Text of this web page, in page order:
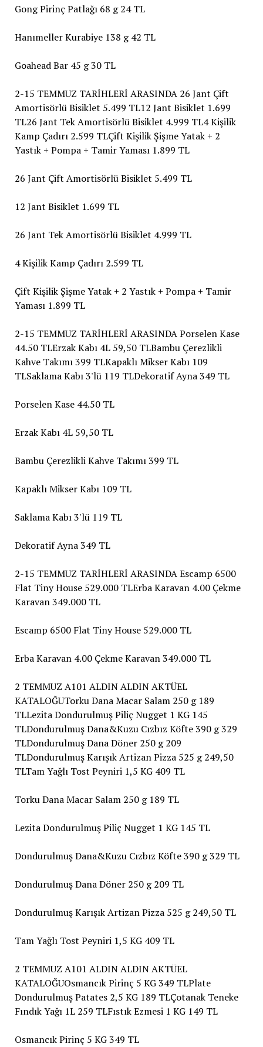
Gong Pirinç Patlağı 68 g 24 TL
Hanımeller Kurabiye 138 g 42 TL
Goahead Bar 45 g 30 TL
2-15 TEMMUZ TARİHLERİ ARASINDA 26 Jant Çift
Amortisörlü Bisiklet 5.499 TL12 Jant Bisiklet 1.699
TL26 Jant Tek Amortisörlü Bisiklet 4.999 TL4 Kişilik
Kamp Çadırı 2.599 TLÇift Kişilik Şişme Yatak + 2
Yastık + Pompa + Tamir Yaması 1.899 TL
26 Jant Çift Amortisörlü Bisiklet 5.499 TL
12 Jant Bisiklet 1.699 TL
26 Jant Tek Amortisörlü Bisiklet 4.999 TL
4 Kişilik Kamp Çadırı 2.599 TL
Çift Kişilik Şişme Yatak + 2 Yastık + Pompa + Tamir
Yaması 1.899 TL
2-15 TEMMUZ TARİHLERİ ARASINDA Porselen Kase
44.50 TLErzak Kabı 4L 59,50 TLBambu Çerezlikli
Kahve Takımı 399 TLKapaklı Mikser Kabı 109
TLSaklama Kabı 3'lü 119 TLDekoratif Ayna 349 TL
Porselen Kase 44.50 TL
Erzak Kabı 4L 59,50 TL
Bambu Çerezlikli Kahve Takımı 399 TL
Kapaklı Mikser Kabı 109 TL
Saklama Kabı 3'lü 119 TL
Dekoratif Ayna 349 TL
2-15 TEMMUZ TARİHLERİ ARASINDA Escamp 6500
Flat Tiny House 529.000 TLErba Karavan 4.00 Çekme
Karavan 349.000 TL
Escamp 6500 Flat Tiny House 529.000 TL
Erba Karavan 4.00 Çekme Karavan 349.000 TL
2 TEMMUZ A101 ALDIN ALDIN AKTÜEL
KATALOĞUTorku Dana Macar Salam 250 g 189
TLLezita Dondurulmuş Piliç Nugget 1 KG 145
TLDondurulmuş Dana&Kuzu Cızbız Köfte 390 g 329
TLDondurulmuş Dana Döner 250 g 209
TLDondurulmuş Karışık Artizan Pizza 525 g 249,50
TLTam Yağlı Tost Peyniri 1,5 KG 409 TL
Torku Dana Macar Salam 250 g 189 TL
Lezita Dondurulmuş Piliç Nugget 1 KG 145 TL
Dondurulmuş Dana&Kuzu Cızbız Köfte 390 g 329 TL
Dondurulmuş Dana Döner 250 g 209 TL
Dondurulmuş Karışık Artizan Pizza 525 g 249,50 TL
Tam Yağlı Tost Peyniri 1,5 KG 409 TL
2 TEMMUZ A101 ALDIN ALDIN AKTÜEL
KATALOĞUOsmancık Pirinç 5 KG 349 TLPlate
Dondurulmuş Patates 2,5 KG 189 TLÇotanak Teneke
Fındık Yağı 1L 259 TLFıstık Ezmesi 1 KG 149 TL
Osmancık Pirinç 5 KG 349 TL